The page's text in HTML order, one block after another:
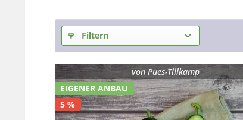
Filtern
EIGENER ANBAU
5 %
von Pues-Tillkamp